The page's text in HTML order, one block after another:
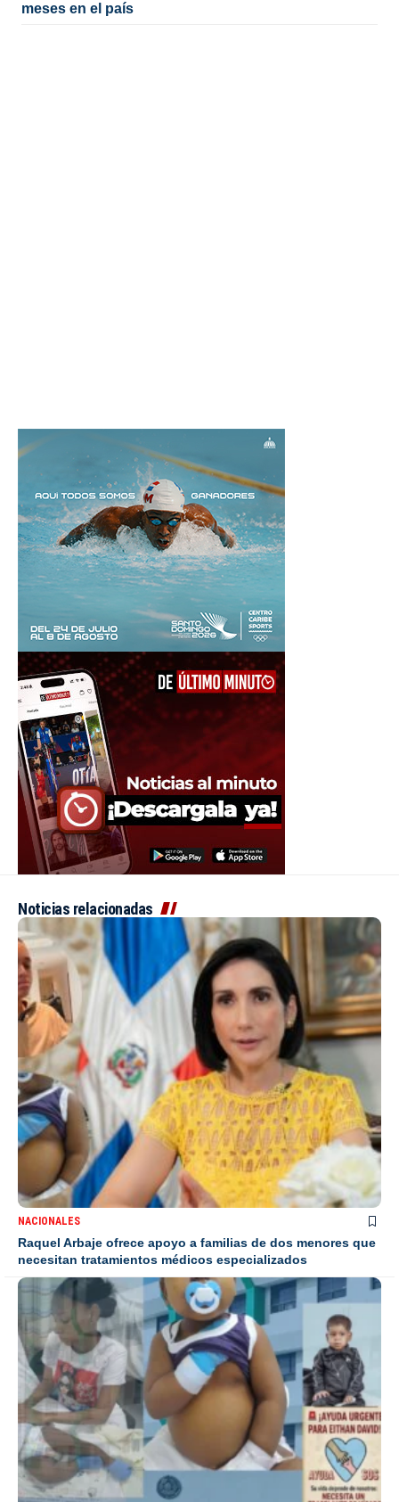
meses en el país
Noticias relacionadas
NACIONALES
Raquel Arbaje ofrece apoyo a familias de dos menores que
necesitan tratamientos médicos especializados